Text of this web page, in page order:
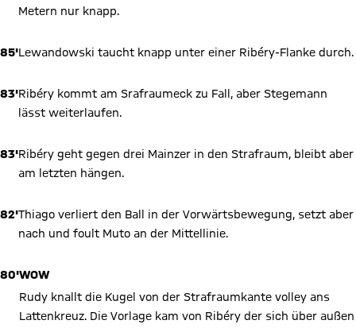
Metern nur knapp.
85'Lewandowski taucht knapp unter einer Ribéry-Flanke durch.
83'Ribéry kommt am Srafraumeck zu Fall, aber Stegemann
lässt weiterlaufen.
83'Ribéry geht gegen drei Mainzer in den Strafraum, bleibt aber
am letzten hängen.
82'Thiago verliert den Ball in der Vorwärtsbewegung, setzt aber
nach und foult Muto an der Mittellinie.
80'WOW
Rudy knallt die Kugel von der Strafraumkante volley ans
Lattenkreuz. Die Vorlage kam von Ribéry der sich über außen